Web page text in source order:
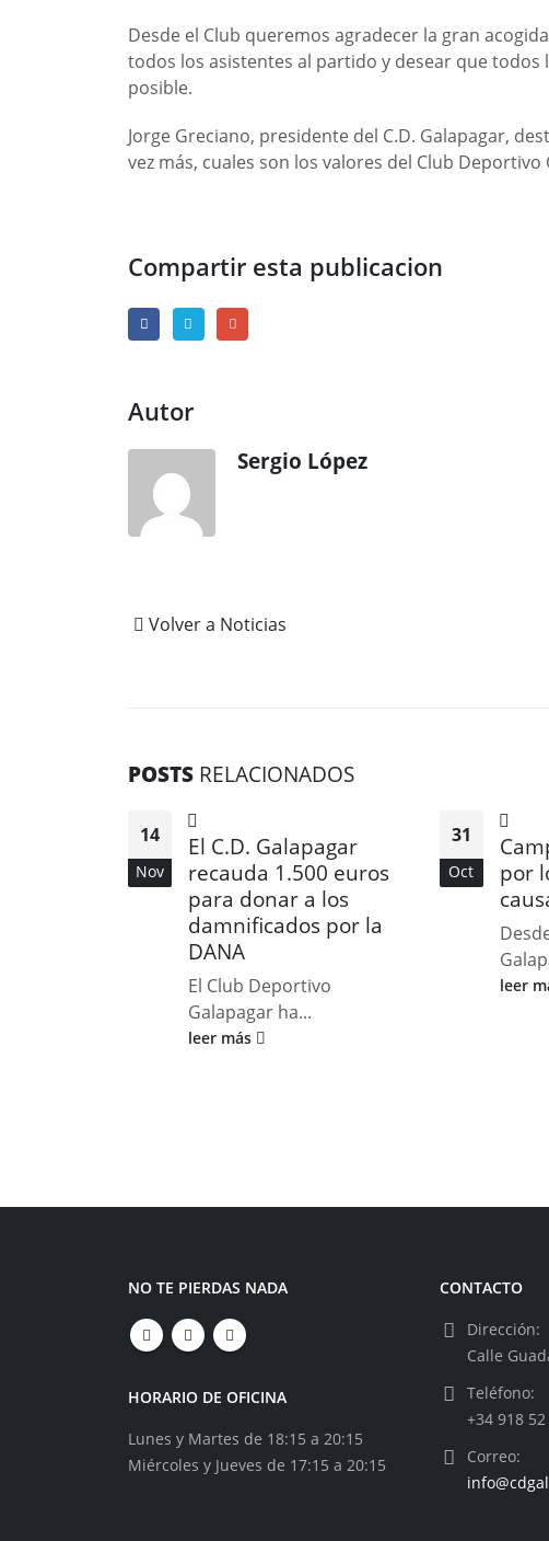
Desde el Club queremos agradecer la gran
todos los asistentes al partido y desear que
posible.
Jorge Greciano, presidente del C.D. Galapagar,
vez más, cuales son los valores del Club Deportivo
Compartir esta publicacion
Autor
Sergio López
Volver a Noticias
POSTS RELACIONADOS
14
Nov
El C.D. Galapagar
recauda 1.500 euros
para donar a los
damnificados por la
DANA
El Club Deportivo
Galapagar ha...
leer más
31
Oct
por
leer
NO TE PIERDAS NADA
HORARIO DE OFICINA
Lunes y Martes de 18:15 a 20:15
Miércoles y Jueves de 17:15 a 20:15
CONTACTO
Dirección:
Calle
Teléfono:
+34 918
Correo: